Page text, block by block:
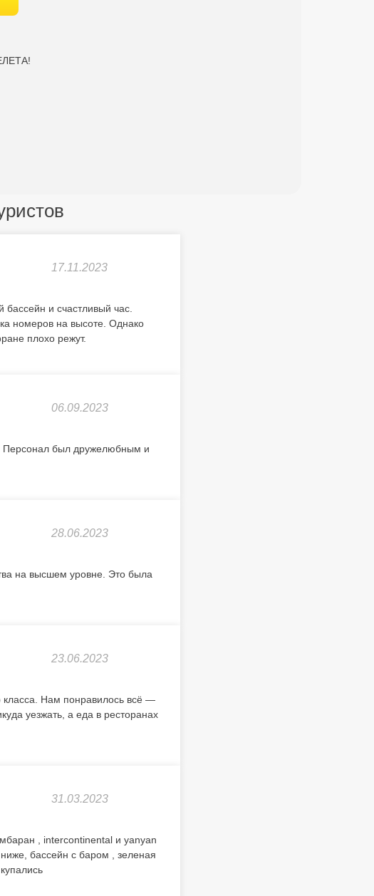
17.11.2023
и счастливый час.
номеров на высоте. Однако
плохо режут.
06.09.2023
Персонал был дружелюбным и
28.06.2023
на высшем уровне. Это была
23.06.2023
класса. Нам понравилось всё —
уезжать, а еда в ресторанах
31.03.2023
, intercontinental и yanyan
бассейн с баром , зеленая